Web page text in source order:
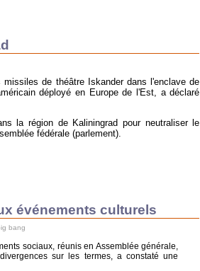
missiles de théâtre Iskander dans l'enclave de
déployé en Europe de l'Est, a déclaré
la région de Kaliningrad pour neutraliser le
fédérale (parlement).
événements culturels
bang
sociaux, réunis en Assemblée générale,
sur les termes, a constaté une